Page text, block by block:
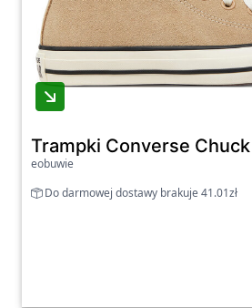
Trampki Converse
eobuwie
Do darmowej dostawy brakuje 41.01zł